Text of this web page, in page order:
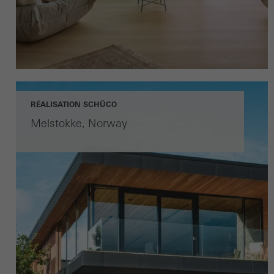
RÉALISATION SCHÜCO
Melstokke, Norway